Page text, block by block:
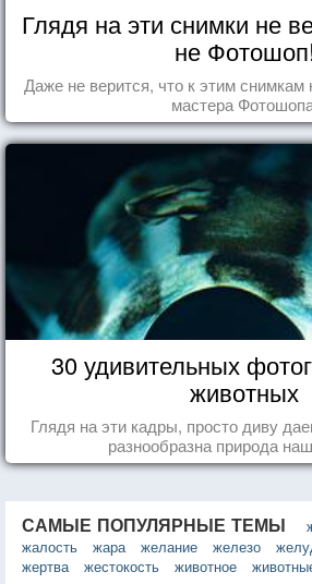
Глядя на эти снимки не
не Фотошоп!
Даже не верится, что к этим снимкам
мастера
30 удивительных
животных
Глядя на эти кадры, просто диву
разнообразна природа
САМЫЕ ПОПУЛЯРНЫЕ ТЕМЫ
жалость
жара желание железо
жертва
жестокость животное